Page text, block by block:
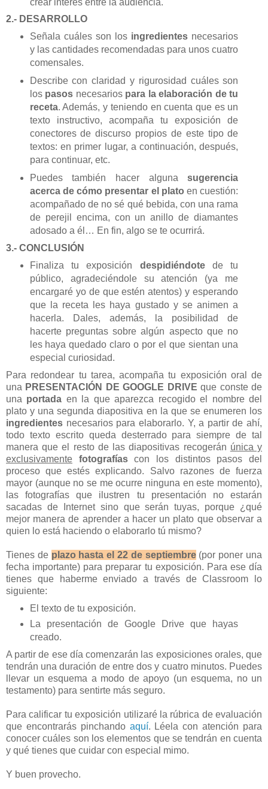
2.- DESARROLLO
Señala cuáles son los ingredientes necesarios
y las cantidades recomendadas para unos cuatro
comensales.
Describe con claridad y rigurosidad cuáles son
los pasos necesariospara la elaboración de tu
receta. Además, y teniendo en cuenta que es un
texto instructivo, acompaña tu exposición de
conectores de discurso propios de este tipo de
textos: en primer lugar, a continuación, después,
para continuar, etc.
Puedes también hacer algunasugerencia
acerca de cómo presentar el plato en cuestión:
acompañado de no sé qué bebida, con una rama
de perejil encima, con un anillo de diamantes
adosado a él… En fin, algo se te ocurrirá.
3.- CONCLUSIÓN
Finaliza tu exposición despidiéndotede tu
público, agradeciéndole su atención (ya me
encargaré yo de que estén atentos) y esperando
que la receta les haya gustado y se animen a
hacerla. Dales, además, la posibilidad de
hacerte preguntas sobre algún aspecto que no
les haya quedado claro o por el que sientan una
especial curiosidad.
Para redondear tu tarea, acompaña tu exposición oral de
una PRESENTACIÓN DE GOOGLE DRIVE que conste de
una portada en la que aparezca recogido el nombre del
plato y una segunda diapositiva en la que se enumeren los
ingredientes necesarios para elaborarlo. Y, a partir de ahí,
todo texto escrito queda desterrado para siempre de tal
manera que el resto de las diapositivas recogerán única y
exclusivamente
fotografíascon los distintos pasos del
proceso que estés explicando. Salvo razones de fuerza
mayor (aunque no se me ocurre ninguna en este momento),
las fotografías que ilustren tu presentación no estarán
sacadas de Internet sino que serán tuyas, porque ¿qué
mejor manera de aprender a hacer un plato que observar a
quien lo está haciendo o elaborarlo tú mismo?
Tienes de plazo hasta el 22 de septiembre(por poner una
fecha importante) para preparar tu exposición. Para ese día
tienes que haberme enviado a través de Classroom lo
siguiente:
El texto de tu exposición.
La presentación de Google Drive que hayas
creado.
A partir de ese día comenzarán las exposiciones orales, que
tendrán una duración de entre dos y cuatro minutos. Puedes
llevar un esquema a modo de apoyo (un esquema, no un
testamento) para sentirte más seguro.
Para calificar tu exposición utilizaré la rúbrica de evaluación
que encontrarás pinchando aquí. Léela con atención para
conocer cuáles son los elementos que se tendrán en cuenta
y qué tienes que cuidar con especial mimo.
Y buen provecho.